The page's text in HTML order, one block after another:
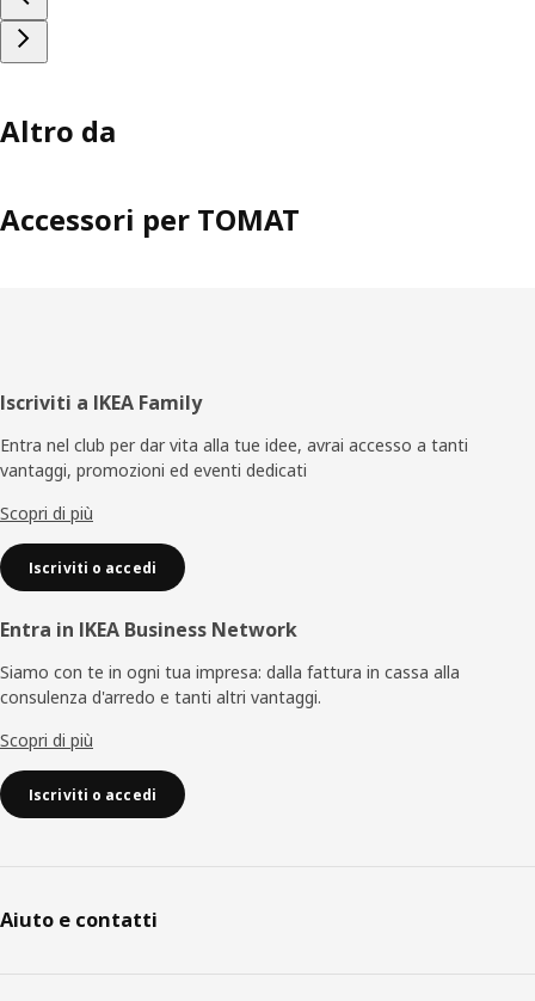
Altro da
Accessori per TOMAT
Piè
di
pagina
Iscriviti a IKEA Family
Entra nel club per dar vita alla tue idee, avrai accesso a tanti
vantaggi, promozioni ed eventi dedicati
Scopri di più
Iscriviti o accedi
Entra in IKEA Business Network
Siamo con te in ogni tua impresa: dalla fattura in cassa alla
consulenza d'arredo e tanti altri vantaggi.
Scopri di più
Iscriviti o accedi
Aiuto e contatti